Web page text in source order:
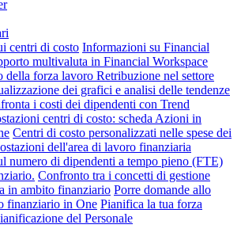
centri di costo Informazioni su Financial
multivaluta in Financial Workspace
della forza lavoro Retribuzione nel settore
dei grafici e analisi delle tendenze
i costi dei dipendenti con Trend
centri di costo: scheda Azioni in
Centri di costo personalizzati nelle spese dei
dell'area di lavoro finanziaria
numero di dipendenti a tempo pieno (FTE)
Confronto tra i concetti di gestione
in ambito finanziario Porre domande allo
finanziario in One Pianifica la tua forza
del Personale